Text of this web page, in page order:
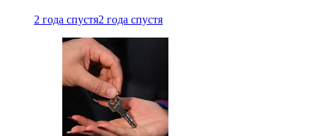
2 года спустя2 года спустя